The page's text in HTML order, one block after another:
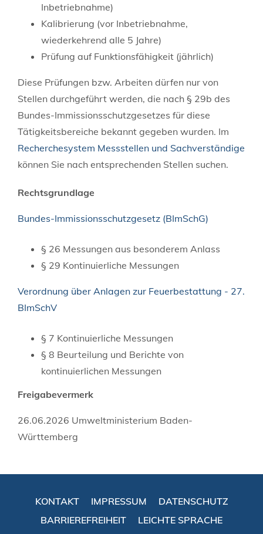
Inbetriebnahme)
Kalibrierung (vor Inbetriebnahme,
wiederkehrend alle 5 Jahre)
Prüfung auf Funktionsfähigkeit (jährlich)
Diese Prüfungen bzw. Arbeiten dürfen nur von
Stellen durchgeführt werden, die nach § 29b des
Bundes-Immissionsschutzgesetzes für diese
Tätigkeitsbereiche bekannt gegeben wurden. Im
Recherchesystem Messstellen und Sachverständige
können Sie nach entsprechenden Stellen suchen.
Rechtsgrundlage
Bundes-Immissionsschutzgesetz (BImSchG)
§ 26 Messungen aus besonderem Anlass
§ 29 Kontinuierliche Messungen
Verordnung über Anlagen zur Feuerbestattung - 27.
BImSchV
§ 7 Kontinuierliche Messungen
§ 8 Beurteilung und Berichte von
kontinuierlichen Messungen
Freigabevermerk
26.06.2026 Umweltministerium Baden-
Württemberg
KONTAKT IMPRESSUM
DATENSCHUTZ
BARRIEREFREIHEIT
LEICHTE SPRACHE